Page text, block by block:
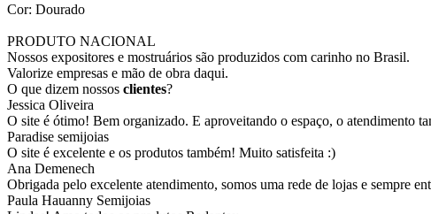
Cor: Dourado
PRODUTO NACIONAL
Nossos expositores e mostruários são produzidos com carinho no Brasil.
Valorize empresas e mão de obra daqui.
O que dizem nossos clientes?
Jessica Oliveira
O site é ótimo! Bem organizado. E aproveitando o espaço, o atendimento
Paradise semijoias
O site é excelente e os produtos também! Muito satisfeita :)
Ana Demenech
Obrigada pelo excelente atendimento, somos uma rede de lojas e sempre
Paula Hauanny Semijoias